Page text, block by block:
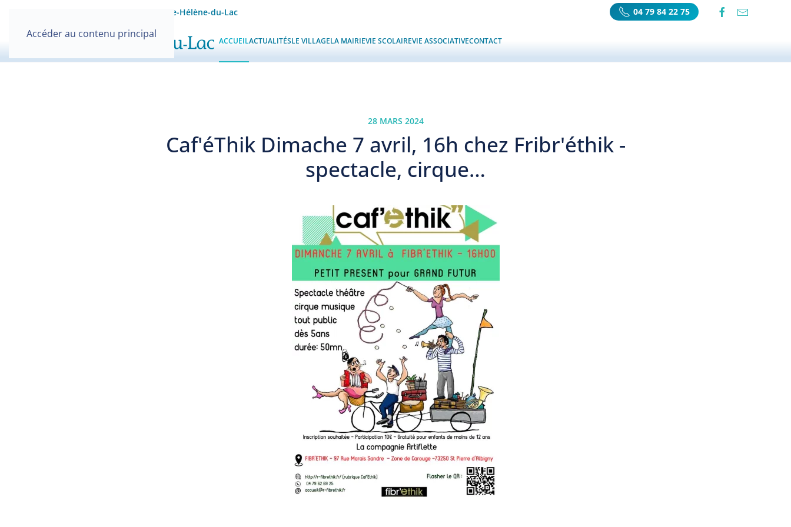
Accéder au contenu principal
Site officiel de la Mairie de Sainte-Hélène-du-Lac 04 79 84 22 75
ACCUEILACTUALITÉSLE VILLAGELA MAIRIEVIE SCOLAIREVIE ASSOCIATIVECONTACT
28 MARS 2024
Caf'éThik Dimache 7 avril, 16h chez Fribr'éthik -
spectacle, cirque…